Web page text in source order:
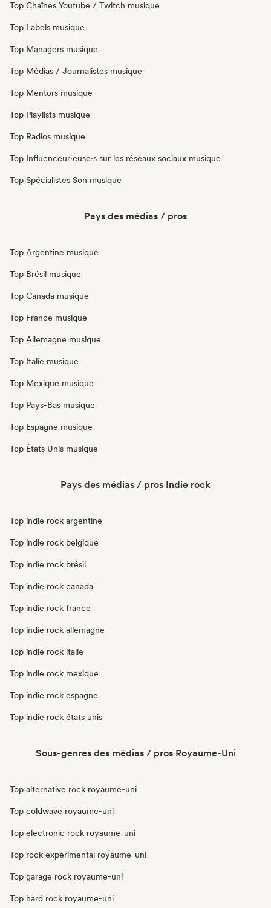
Top Chaînes Youtube / Twitch musique
Top Labels musique
Top Managers musique
Top Médias / Journalistes musique
Top Mentors musique
Top Playlists musique
Top Radios musique
Top Influenceur·euse·s sur les réseaux sociaux musique
Top Spécialistes Son musique
Pays des médias / pros
Top Argentine musique
Top Brésil musique
Top Canada musique
Top France musique
Top Allemagne musique
Top Italie musique
Top Mexique musique
Top Pays-Bas musique
Top Espagne musique
Top États Unis musique
Pays des médias / pros Indie rock
Top indie rock argentine
Top indie rock belgique
Top indie rock brésil
Top indie rock canada
Top indie rock france
Top indie rock allemagne
Top indie rock italie
Top indie rock mexique
Top indie rock espagne
Top indie rock états unis
Sous-genres des médias / pros Royaume-Uni
Top alternative rock royaume-uni
Top coldwave royaume-uni
Top electronic rock royaume-uni
Top rock expérimental royaume-uni
Top garage rock royaume-uni
Top hard rock royaume-uni